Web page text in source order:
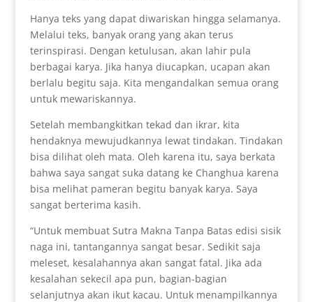
Hanya teks yang dapat diwariskan hingga selamanya.
Melalui teks, banyak orang yang akan terus
terinspirasi. Dengan ketulusan, akan lahir pula
berbagai karya. Jika hanya diucapkan, ucapan akan
berlalu begitu saja. Kita mengandalkan semua orang
untuk mewariskannya.
Setelah membangkitkan tekad dan ikrar, kita
hendaknya mewujudkannya lewat tindakan. Tindakan
bisa dilihat oleh mata. Oleh karena itu, saya berkata
bahwa saya sangat suka datang ke Changhua karena
bisa melihat pameran begitu banyak karya. Saya
sangat berterima kasih.
“Untuk membuat Sutra Makna Tanpa Batas edisi sisik
naga ini, tantangannya sangat besar. Sedikit saja
meleset, kesalahannya akan sangat fatal. Jika ada
kesalahan sekecil apa pun, bagian-bagian
selanjutnya akan ikut kacau. Untuk menampilkannya